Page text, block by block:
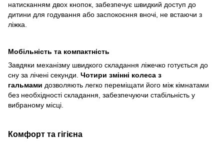
натисканням двох кнопок, забезпечує швидкий доступ до
дитини для годування або заспокоєння вночі, не встаючи з
ліжка.
Мобільність та компактність
Завдяки механізму швидкого складання ліжечко готується до
сну за лічені секунди. Чотири змінні колеса з
гальмами дозволяють легко переміщати його між кімнатами
без необхідності складання, забезпечуючи стабільність у
вибраному місці.
Комфорт та гігієна